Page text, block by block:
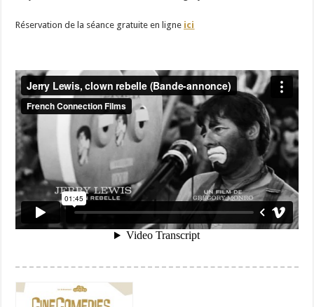
Réservation de la séance gratuite en ligne ici